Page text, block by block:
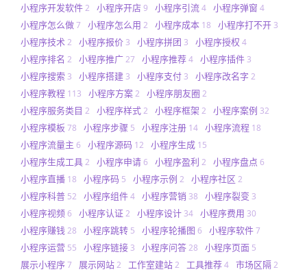
小程序开发软件2 小程序开店9 小程序引流4 小程序弹窗 4
小程序怎么做7 小程序怎么用 2 小程序成本 18 小程序打不开 3
小程序技术 2 小程序报价 3 小程序拼团 3 小程序授权 4
小程序排名 2 小程序推广27 小程序推荐4 小程序插件 3
小程序搜索 3 小程序搭建 3 小程序支付 3 小程序改名字 2
小程序教程 113 小程序方案2 小程序朋友圈 2
小程序服务类目 2 小程序样式2 小程序框架 2 小程序案例 32
小程序模板 78 小程序步骤 5 小程序注册 14 小程序流程 18
小程序流量主 6 小程序源码 12 小程序生成 15
小程序生成工具2 小程序申请6 小程序盈利 2 小程序盘点 6
小程序直播 18 小程序码 5 小程序示例 2 小程序社区 2
小程序科普 52 小程序组件4 小程序营销 38 小程序裂变 3
小程序视频6 小程序认证2 小程序设计 34 小程序费用 30
小程序赚钱28 小程序跳转 5 小程序轮播图 6 小程序软件7
小程序运营 55 小程序链接 3 小程序问答28 小程序页面 5
展示小程序7 展示网站2 工作室建站2 工具推荐4 市场区隔2